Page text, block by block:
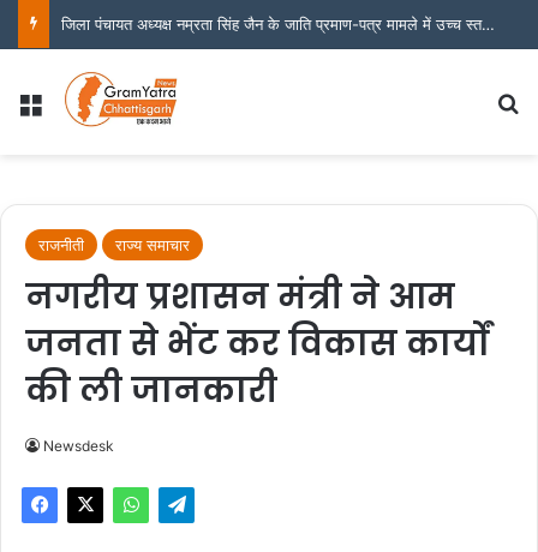
बीएसपी लोहा चोरी मामला : राष्ट्रपति को पत्र लिखे जाने के बाद एक्शन में सेल कॉर्पोरेट विजिलेंस
Menu
राजनीती राज्य समाचार
नगरीय प्रशासन मंत्री ने आम
जनता से भेंट कर विकास कार्यों
की ली जानकारी
Newsdesk